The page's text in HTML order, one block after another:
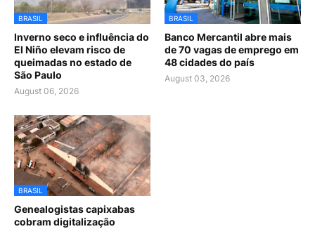
BRASIL
Inverno seco e influência do
El Niño elevam risco de
queimadas no estado de
São Paulo
August 06, 2026
BRASIL
Banco Mercantil abre mais
de 70 vagas de emprego em
48 cidades do país
August 03, 2026
BRASIL
Genealogistas capixabas
cobram digitalização